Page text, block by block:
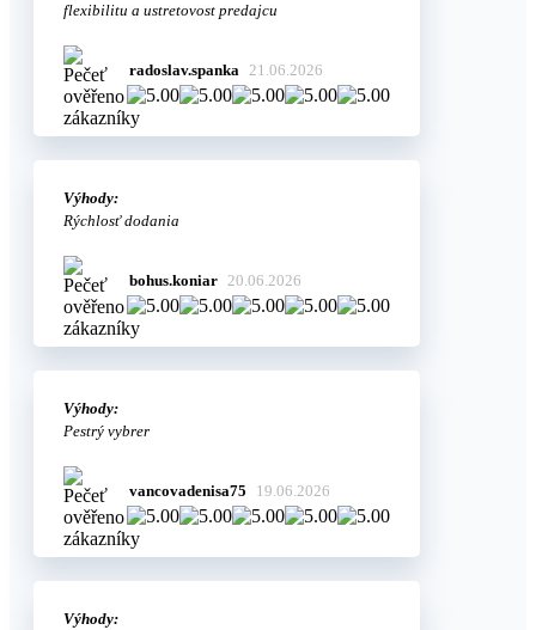
flexibilitu a ustretovost predajcu
radoslav.spanka 21.06.2026
Výhody:
Rýchlosť dodania
bohus.koniar 20.06.2026
Výhody:
Pestrý vybrer
vancovadenisa75 19.06.2026
Výhody: